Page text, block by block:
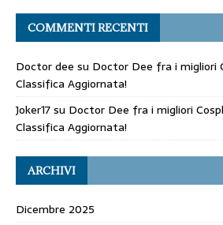
COMMENTI RECENTI
Doctor dee su Doctor Dee fra i migliori
Classifica Aggiornata!
Joker17su Doctor Dee fra i migliori
Classifica Aggiornata!
ARCHIVI
Dicembre 2025